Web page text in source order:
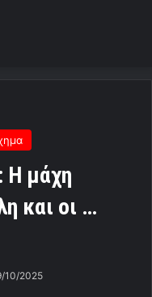
Η μάχη
και οι …
10/2025